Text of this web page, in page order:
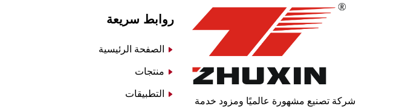
شركة تصنيع مشهورة عالميًا ومزود خدمة
روابط سريعة
الصفحة الرئيسية
منتجات
التطبيقات